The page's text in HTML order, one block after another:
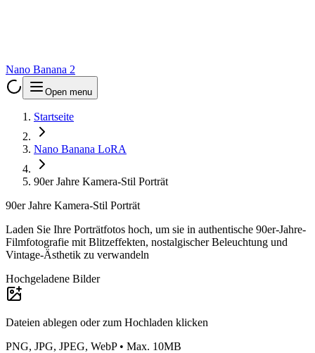
Nano Banana 2
Open menu
Startseite
Nano Banana LoRA
90er Jahre Kamera-Stil Porträt
90er Jahre Kamera-Stil Porträt
Laden Sie Ihre Porträtfotos hoch, um sie in authentische 90er-Jahre-
Filmfotografie mit Blitzeffekten, nostalgischer Beleuchtung und
Vintage-Ästhetik zu verwandeln
Hochgeladene Bilder
Dateien ablegen oder zum Hochladen klicken
PNG, JPG, JPEG, WebP • Max. 10MB